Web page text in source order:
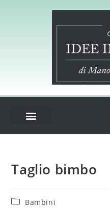
Taglio bimbo
Bambini